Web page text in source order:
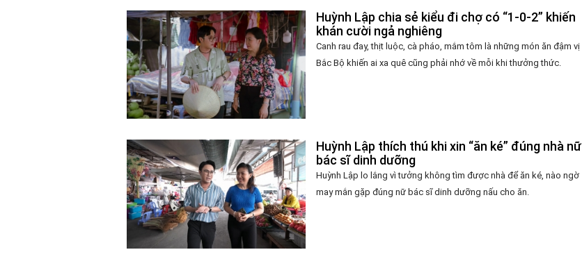
Huỳnh Lập chia sẻ kiểu đi chợ có “1-0-2” khiến
khán cười ngả nghiêng
Canh rau đay, thịt luộc, cà pháo, mắm tôm là những món ăn đậm vị
Bắc Bộ khiến ai xa quê cũng phải nhớ về mỗi khi thưởng thức.
Huỳnh Lập thích thú khi xin “ăn ké” đúng nhà nữ
bác sĩ dinh dưỡng
Huỳnh Lập lo lắng vì tưởng không tìm được nhà để ăn ké, nào ngờ
may mắn gặp đúng nữ bác sĩ dinh dưỡng nấu cho ăn.